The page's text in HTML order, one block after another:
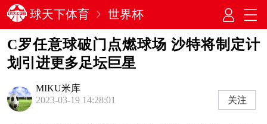
球天下体育 世界杯
C罗任意球破门点燃球场 沙特将制定计
划引进更多足坛巨星
MIKU米库
2023-03-19 14:28:01
关注